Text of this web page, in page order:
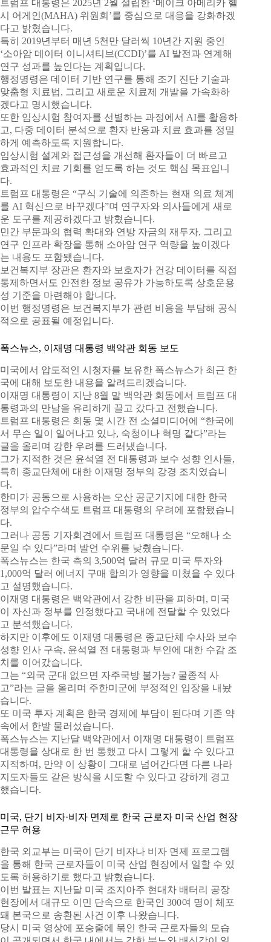
트럼프 대통령은 2025년 2월 설립한 ‘메이크 아메리카 헬
시 어게인(MAHA) 위원회’를 중심으로 대응을 강화하겠
다고 밝혔습니다.
특히 2019년부터 매년 5천만 달러씩 10년간 지원 중인
‘소아암 데이터 이니셔티브(CCDI)’를 AI 발전과 연계해
연구 성과를 높인다는 계획입니다.
행정명령은 데이터 기반 연구를 통해 조기 진단 기술과
맞춤형 치료법, 그리고 새로운 치료제 개발을 가속화하
겠다고 명시했습니다.
또한 임상시험 참여자를 선별하는 과정에서 AI를 활용하
고, 다중 데이터 분석으로 환자 반응과 치료 효과를 정밀
하게 예측하도록 지원합니다.
임상시험 설계와 접근성을 개선해 환자들이 더 빠르고
효과적인 치료 기회를 얻도록 하는 것도 핵심 목표입니
다.
트럼프 대통령은 “구식 기술에 의존하는 현재 의료 체계
를 AI 혁신으로 바꾸겠다”며 연구자와 의사들에게 새로
운 도구를 제공하겠다고 밝혔습니다.
민간 부문과의 협력 확대와 연방 자금의 재투자, 그리고
연구 인프라 확장을 통해 소아암 연구 역량을 높이겠다
는 내용도 포함됐습니다.
보건복지부 장관은 환자와 보호자가 건강 데이터를 직접
통제하면서도 안전한 정보 공유가 가능하도록 상호운용
성 기준을 마련해야 합니다.
이번 행정명령은 보건복지부가 관련 비용을 부담해 공식
적으로 공표될 예정입니다.
폭스뉴스, 이재명 대통령 백악관 회동 보도
미국에서 압도적인 시청자를 보유한 폭스뉴스가 최근 한
국에 대해 보도한 내용을 알려드리겠습니다.
이재명 대통령이 지난 8월 말 백악관 회동에서 트럼프 대
통령과의 만남을 유리하게 끌고 갔다고 전했습니다.
트럼프 대통령은 회동 몇 시간 전 소셜미디어에 “한국에
서 무슨 일이 일어나고 있나, 숙청이나 혁명 같다”라는
글을 올리며 강한 우려를 드러냈습니다.
그가 지적한 것은 윤석열 전 대통령과 보수 성향 인사들,
특히 종교단체에 대한 이재명 정부의 강경 조치였습니
다.
한미가 공동으로 사용하는 오산 공군기지에 대한 한국
정부의 압수수색도 트럼프 대통령의 우려에 포함됐습니
다.
그러나 공동 기자회견에서 트럼프 대통령은 “오해나 소
문일 수 있다”라며 발언 수위를 낮췄습니다.
폭스뉴스는 한국 측의 3,500억 달러 규모 미국 투자와
1,000억 달러 에너지 구매 합의가 영향을 미쳤을 수 있다
고 설명했습니다.
이재명 대통령은 백악관에서 강한 비판을 피하며, 미국
이 자신과 정부를 인정했다고 국내에 전달할 수 있었다
고 분석했습니다.
하지만 이후에도 이재명 대통령은 종교단체 수사와 보수
성향 인사 구속, 윤석열 전 대통령과 부인에 대한 수감 조
치를 이어갔습니다.
그는 “외국 군대 없으면 자주국방 불가능? 굴종적 사
고”라는 글을 올리며 주한미군에 부정적인 입장을 내놨
습니다.
또 미국 투자 계획은 한국 경제에 부담이 된다며 기존 약
속에서 한발 물러섰습니다.
폭스뉴스는 지난달 백악관에서 이재명 대통령이 트럼프
대통령을 상대로 한 번 통했고 다시 그렇게 할 수 있다고
지적하며, 만약 이 상황이 그대로 넘어간다면 다른 나라
지도자들도 같은 방식을 시도할 수 있다고 강하게 경고
했습니다.
미국, 단기 비자·비자 면제로 한국 근로자 미국 산업 현장
근무 허용
한국 외교부는 미국이 단기 비자나 비자 면제 프로그램
을 통해 한국 근로자들이 미국 산업 현장에서 일할 수 있
도록 허용하기로 했다고 밝혔습니다.
이번 발표는 지난달 미국 조지아주 현대차 배터리 공장
현장에서 대규모 이민 단속으로 한국인 300여 명이 체포
돼 본국으로 송환된 사건 이후 나왔습니다.
당시 미국 영상에 포승줄에 묶인 한국 근로자들의 모습